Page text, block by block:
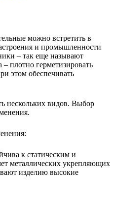
можно встретить в
и промышленности
– так еще называют
плотно герметизировать
этом обеспечивать
нескольких видов. Выбор
к статическим и
металлических укрепляющих
изделию высокие